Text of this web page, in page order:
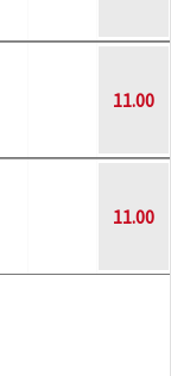
11.00
11.00